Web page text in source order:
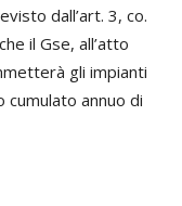
dall’art. 3, co.
il Gse, all’atto
gli impianti
cumulato annuo di